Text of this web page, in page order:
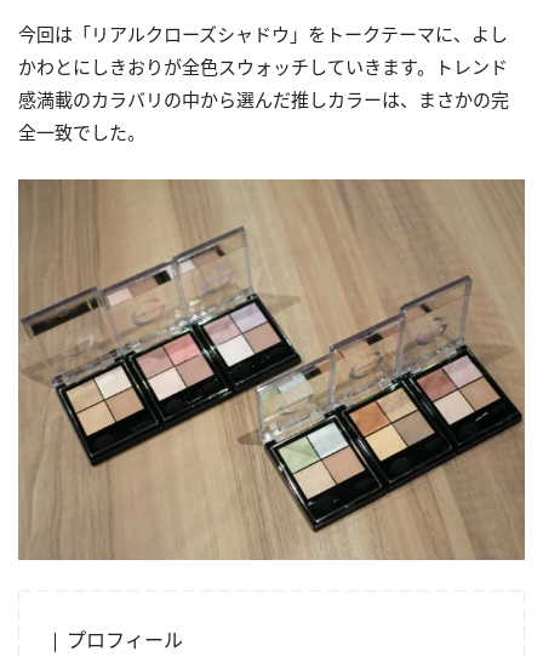
今回は「リアルクローズシャドウ」をトークテーマに、よし
かわとにしきおりが全色スウォッチしていきます。トレンド
感満載のカラバリの中から選んだ推しカラーは、まさかの完
全一致でした。
プロフィール